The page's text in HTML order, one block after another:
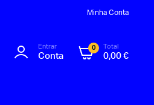
Minha Conta
Entrar
Conta
0 Total
0,00€